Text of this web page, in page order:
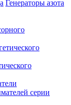
Генераторы азота